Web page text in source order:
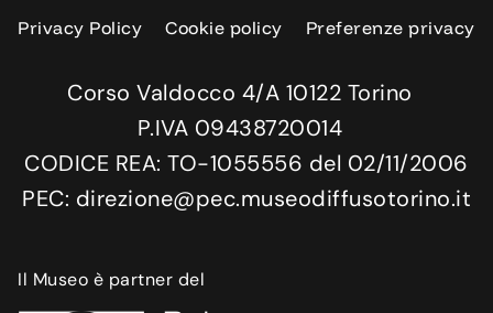
Privacy Policy Cookie policy Preferenze privacy
Corso Valdocco 4/A 10122 Torino
P.IVA 09438720014
CODICE REA: TO-1055556 del 02/11/2006
PEC: direzione@pec.museodiffusotorino.it
Il Museo è partner del